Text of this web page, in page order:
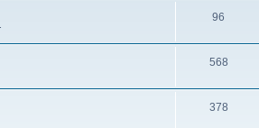
96
568
378